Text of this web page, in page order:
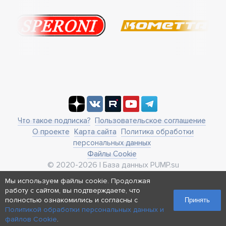
Что такое подписка? Пользовательское соглашение
О проекте Карта сайта Политика обработки
персональных данных
Файлы Cookie
© 2020-2026 | База данных PUMP.su
г. Москва, ул. Ленинская Слобода 19
Реквизиты
Мы используем файлы cookie. Продолжая
работу с сайтом, вы подтверждаете, что
полностью ознакомились и согласны с
Политикой обработки персональных данных и
файлов Cookie.
Принять